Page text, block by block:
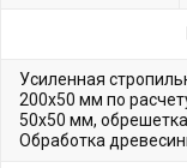
Усиленная
200х50 мм по
50х50 мм,
Обработка